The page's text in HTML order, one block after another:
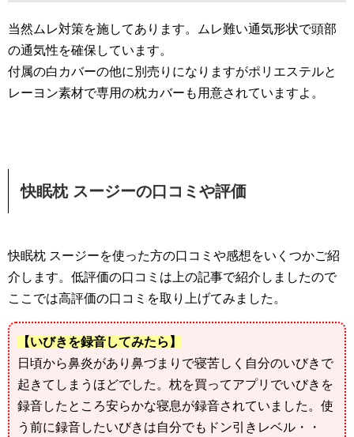
当然ムレ対策を施してあります。ムレ難い通気形状で頭部
の通気性を確保しています。
付属の白カバーの他に別売りになりますがポリエステルと
レーヨン素材で専用の枕カバーも用意されていますよ。
快眠枕 スージーの口コミや評価
快眠枕 スージーを使った方の口コミや感想をいくつかご紹
介します。低評価の口コミは上の記事で紹介しましたので
ここでは高評価の口コミを取り上げてみました。
【いびきを録音してみたら】
日頃から鼻炎があり鼻づまりで寝苦しく自分のいびきで
起きてしまうほどでした。枕を買ってアプリでいびきを
録音したところ安らかな寝息が録音されていました。使
う前に録音したいびきは自分でもドン引きレベル・・